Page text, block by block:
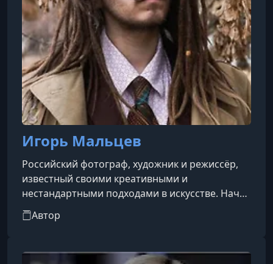
Игорь Мальцев
Российский фотограф, художник и режиссёр,
известный своими креативными и
нестандартными подходами в искусстве. Начав
свою карьеру в Красноярске, он быстро
завоевал внимание благодаря уникальному
в своих работах. В начале 2023 года Игорь
Автор